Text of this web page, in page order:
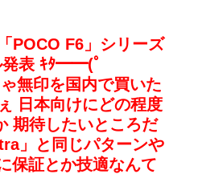
POCO F6」シリーズ
発表 ｷﾀ━━(ﾟ
印を国内で買いた
日本向けにどの程度
期待したいところだ
」と同じパターンや
保証とか技適なんて